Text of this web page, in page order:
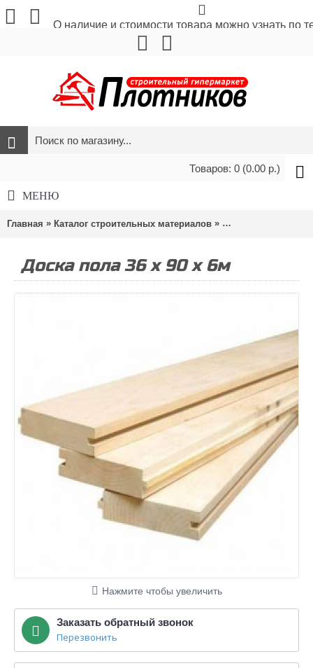
О наличие и стоимости товара можно узнать по
Товаров: 0 (0.00 р.)
МЕНЮ
Главная » Каталог строительных материалов » Отделочные
Доска пола 36 х 90 х 6м
Нажмите чтобы увеличить
Заказать обратный звонок
Перезвонить